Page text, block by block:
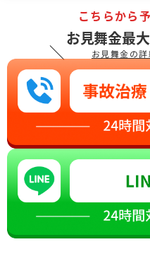
＼
こちらから
お見舞金最大
お見舞金の